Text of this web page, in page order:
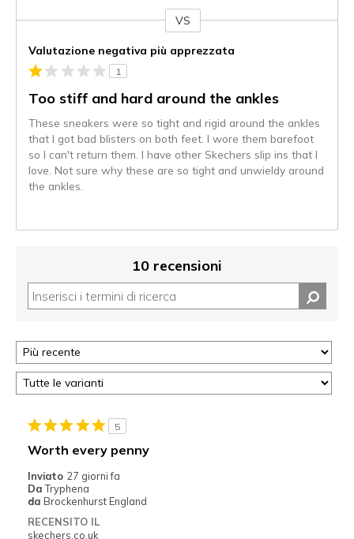
VS
Valutazione negativa più apprezzata
1
Too stiff and hard around the ankles
These sneakers were so tight and rigid around the ankles
that I got bad blisters on both feet. I wore them barefoot
so I can't return them. I have other Skechers slip ins that I
love. Not sure why these are so tight and unwieldy around
the ankles.
10 recensioni
5
Worth every penny
Inviato 27 giorni fa
Da Tryphena
da Brockenhurst England
RECENSITO IL
skechers.co.uk